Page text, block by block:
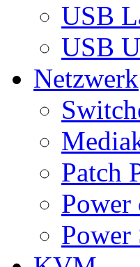
USB
USB
Netzwerk
Patch
Power